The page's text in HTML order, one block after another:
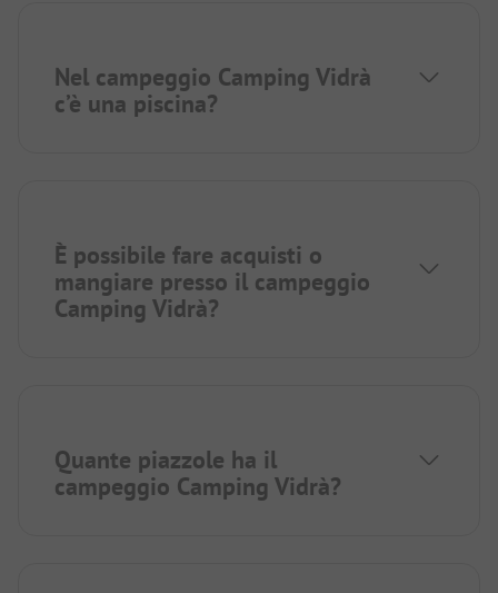
Nel campeggio Camping Vidrà
c’è una piscina?
È possibile fare acquisti o
mangiare presso il campeggio
Camping Vidrà?
Quante piazzole ha il
campeggio Camping Vidrà?